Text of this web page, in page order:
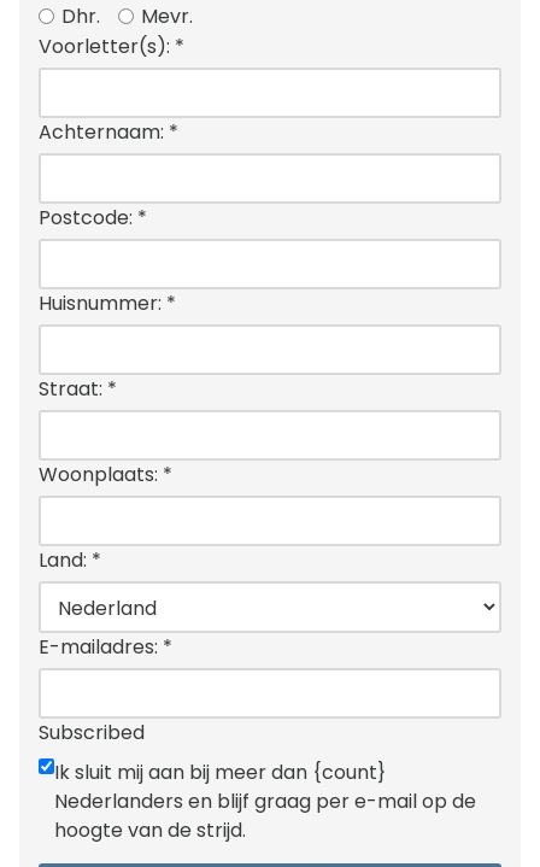
Dhr.
Mevr.
Voorletter(s): *
Achternaam: *
Postcode: *
Huisnummer: *
Straat: *
Woonplaats: *
Land: *
E-mailadres: *
Subscribed
Ik sluit mij aan bij meer dan {count}
Nederlanders en blijf graag per e-mail op de
hoogte van de strijd.